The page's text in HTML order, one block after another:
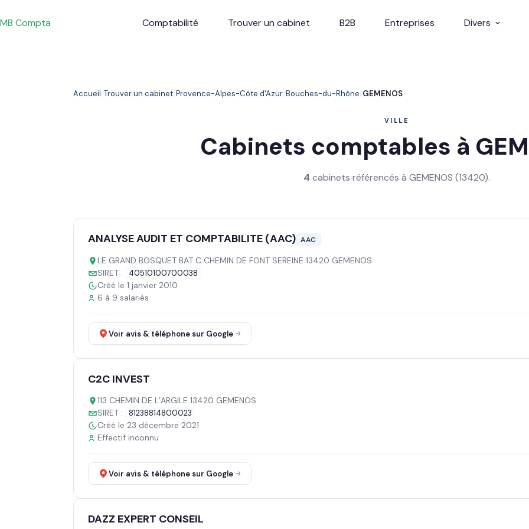
au
contenu
MB Compta Comptabilité Trouver un cabinet B2B Entreprises Divers
Accueil Trouver un cabinet Provence-Alpes-Côte d'Azur Bouches-du-Rhône GEMENOS
VILLE
Cabinets comptables à
4 cabinets référencés à GEMENOS (13420).
ANALYSE AUDIT ET COMPTABILITE (AAC) AAC
LE GRAND BOSQUET BAT C CHEMIN DE FONT SEREINE 13420 GEMENOS
SIRET :
40510100700038
Créé le 1 janvier 2010
6 à 9 salariés
Voir avis & téléphone sur Google
C2C INVEST
113 CHEMIN DE L’ARGILE 13420 GEMENOS
SIRET :
81238814800023
Créé le 23 décembre 2021
Effectif inconnu
Voir avis & téléphone sur Google
DAZZ EXPERT CONSEIL